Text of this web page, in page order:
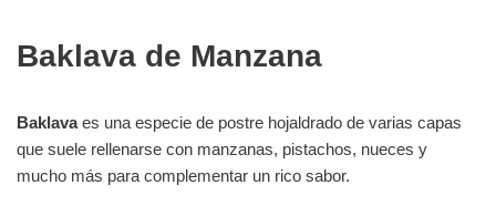
Baklava de Manzana
Baklavaes una especie de postre hojaldrado de varias capas
que suele rellenarse con manzanas, pistachos, nueces y
mucho más para complementar un rico sabor.